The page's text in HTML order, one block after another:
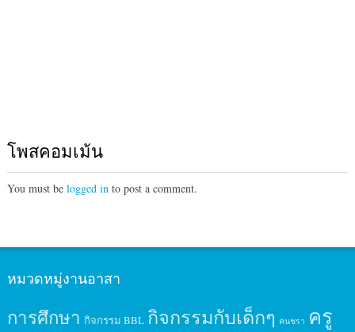
โพสคอมเม้น
You must be logged into post a comment.
หมวดหมู่งานอาสา
การศึกษา กิจกรรม BBL กิจกรรมกับเด็กๆ คนชรา ครู